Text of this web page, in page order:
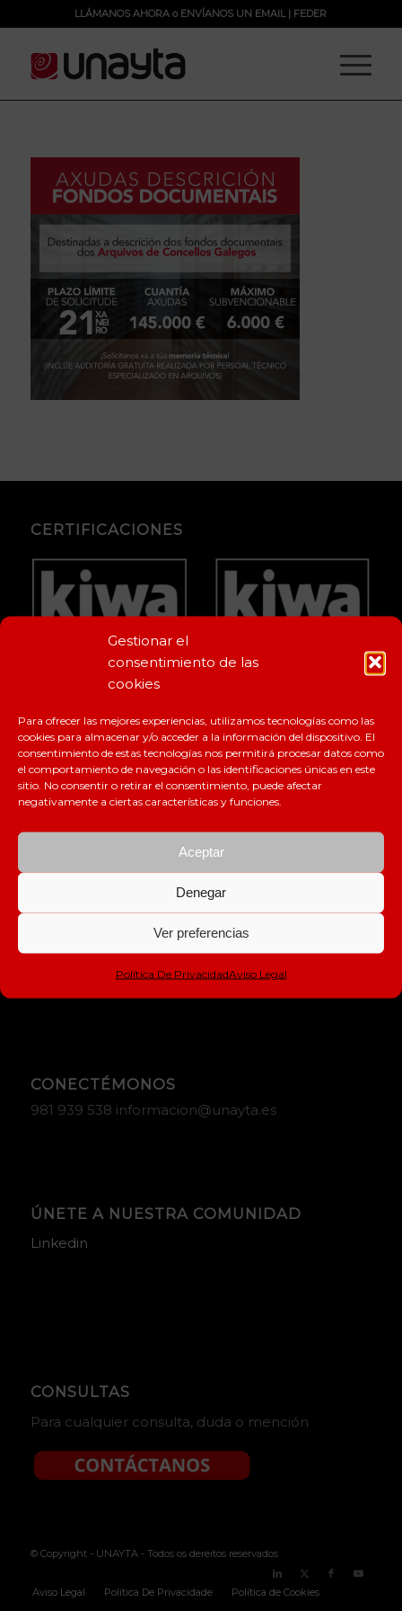
Gestionar el
consentimiento de las
cookies
Para ofrecer las mejores experiencias, utilizamos tecnologías como las
cookies para almacenar y/o acceder a la información del dispositivo. El
consentimiento de estas tecnologías nos permitirá procesar datos como
el comportamiento de navegación o las identificaciones únicas en este
sitio. No consentir o retirar el consentimiento, puede afectar
negativamente a ciertas características y funciones.
Aceptar
Denegar
Ver preferencias
Política De PrivacidadAviso Legal
LLÁMANOS AHORA o ENVÍANOS UN EMAIL| FEDER
CERTIFICACIONES
DÓNDE ESTAMOS
Milladoiro, Ames
CONECTÉMONOS
981 939 538 informacion@unayta.es
ÚNETE A NUESTRA COMUNIDAD
Linkedin
CONSULTAS
Para cualquier consulta, duda o mención
© Copyright - UNAYTA - Todos os dereitos reservados
Aviso Legal Política De Privacidade Política de Cookies